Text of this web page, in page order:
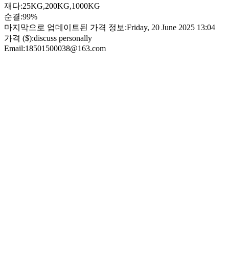
재다:25KG,200KG,1000KG
순결:99%
마지막으로 업데이트된 가격 정보:Friday, 20 June 2025 13:04
가격 ($):discuss personally
Email:18501500038@163.com